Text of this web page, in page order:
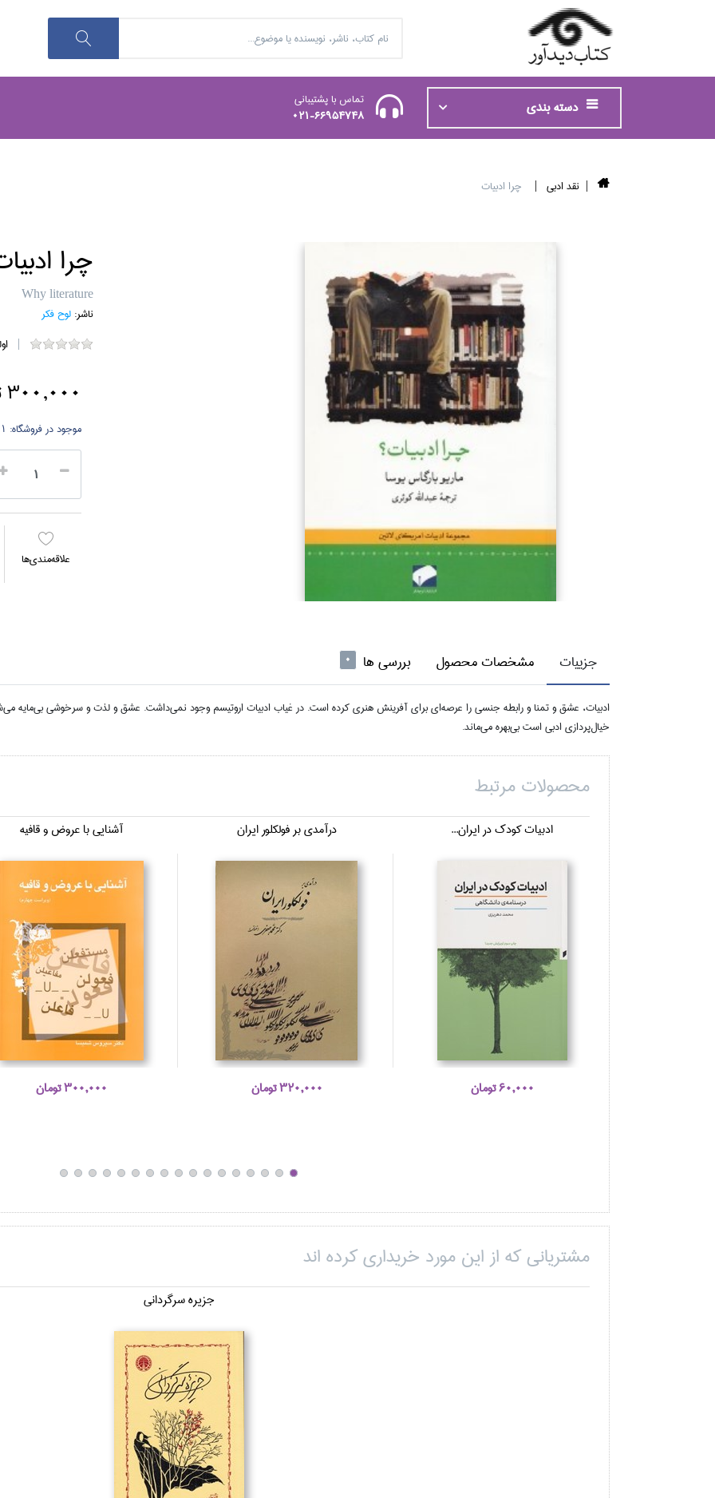
دسته بندی
تماس با پشتیبانی
021-66954748
نقد ادبي چرا ادبيات
چرا
Why literature
ناشر: لوح فكر
300,000 تومان
موجود در فروشگاه: 1 جلد
علاقه‌مندي‌ها
جزییات مشخصات محصول بررسی ها 0
ادبيات، عشق و تمنا و رابطه جنسي را عرصه‌اي براي آفرينش هنري كرده است. در غياب ادبيات اروتيسم وجود نمي‌داشت. عشق و لذت و سرخوشي بي‌مايه
خيال‌پردازي ادبي است بي‌بهره مي‌ماند.
محصولات مرتبط
ادبيات كودك در ايران...
60,000 تومان
درآمدي بر فولكلور ايران
320,000 تومان
آشنايي با عروض و قافيه
300,000 تومان
مشتریانی که از این مورد خریداری کرده اند
جزيره سرگرداني